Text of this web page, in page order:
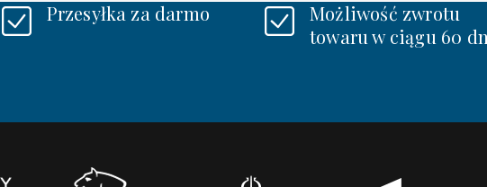
Przesyłka za darmo
Możliwość zwrotu
towaru w ciągu 60